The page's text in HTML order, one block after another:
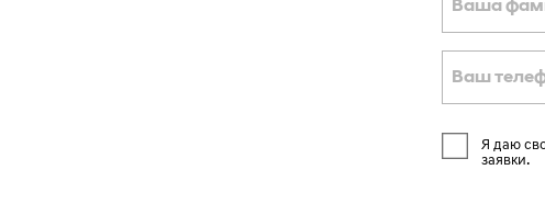
Ваша
Ваш
Я даю
заявки.